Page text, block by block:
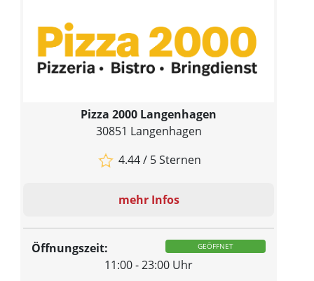
Pizza 2000 Langenhagen
30851 Langenhagen
4.44 / 5 Sternen
mehr Infos
Öffnungszeit: GEÖFFNET
11:00 - 23:00 Uhr